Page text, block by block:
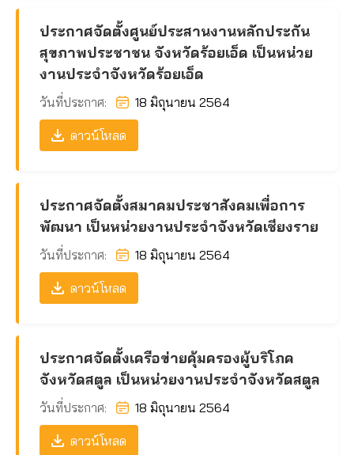
ประกาศจัดตั้งศูนย์ประสานงานหลักประกัน
สุขภาพประชาชน จังหวัดร้อยเอ็ด เป็นหน่วย
งานประจำจังหวัดร้อยเอ็ด
วันที่ประกาศ: 18 มิถุนายน 2564
ดาวน์โหลด
ประกาศจัดตั้งสมาคมประชาสังคมเพื่อการ
พัฒนา เป็นหน่วยงานประจำจังหวัดเชียงราย
วันที่ประกาศ: 18 มิถุนายน 2564
ดาวน์โหลด
ประกาศจัดตั้งเครือข่ายคุ้มครองผู้บริโภค
จังหวัดสตูล เป็นหน่วยงานประจำจังหวัดสตูล
วันที่ประกาศ: 18 มิถุนายน 2564
ดาวน์โหลด